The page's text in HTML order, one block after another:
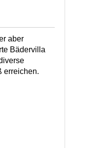
aber
Bädervilla
erreichen.